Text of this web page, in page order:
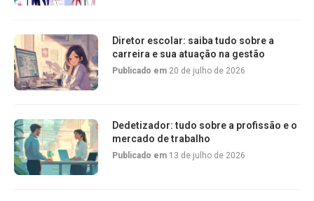
Diretor escolar: saiba tudo sobre a
carreira e sua atuação na gestão
Publicado em 20 de julho de 2026
Dedetizador: tudo sobre a profissão e o
mercado de trabalho
Publicado em 13 de julho de 2026